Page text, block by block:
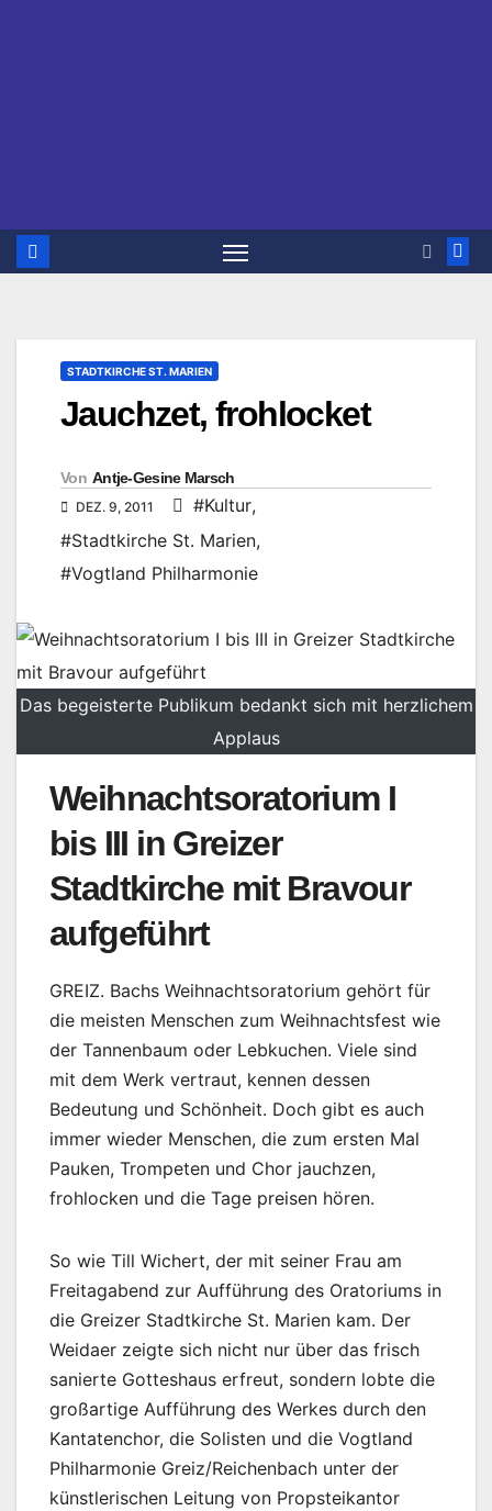
STADTKIRCHE ST. MARIEN
Jauchzet, frohlocket
Von Antje-Gesine Marsch
DEZ. 9, 2011 #Kultur,
#Stadtkirche St. Marien,
#Vogtland Philharmonie
Das begeisterte Publikum bedankt sich mit herzlichem
Applaus
Weihnachtsoratorium I
bis III in Greizer
Stadtkirche mit Bravour
aufgeführt
GREIZ. Bachs Weihnachtsoratorium gehört für
die meisten Menschen zum Weihnachtsfest wie
der Tannenbaum oder Lebkuchen. Viele sind
mit dem Werk vertraut, kennen dessen
Bedeutung und Schönheit. Doch gibt es auch
immer wieder Menschen, die zum ersten Mal
Pauken, Trompeten und Chor jauchzen,
frohlocken und die Tage preisen hören.
So wie Till Wichert, der mit seiner Frau am
Freitagabend zur Aufführung des Oratoriums in
die Greizer Stadtkirche St. Marien kam. Der
Weidaer zeigte sich nicht nur über das frisch
sanierte Gotteshaus erfreut, sondern lobte die
großartige Aufführung des Werkes durch den
Kantatenchor, die Solisten und die Vogtland
Philharmonie Greiz/Reichenbach unter der
künstlerischen Leitung von Propsteikantor